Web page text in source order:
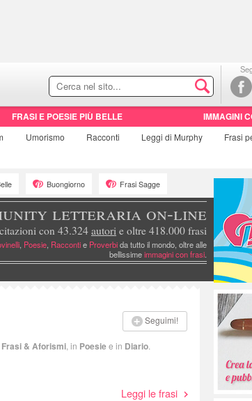
FRASI E POESIE PIÙ BELLE IMMAGINI
Umorismo Racconti Leggi di Murphy Frasi
Buongiorno Frasi Sagge
letteraria on-line
con 43.324 autori e oltre 418.000 frasi
, Poesie, Raccontie Proverbida tutto il mondo, oltre alle
bellissimeimmagini con frasi.
Seguimi!
Frasi & Aforismi , in Poesiee in Diario
Leggi le frasi